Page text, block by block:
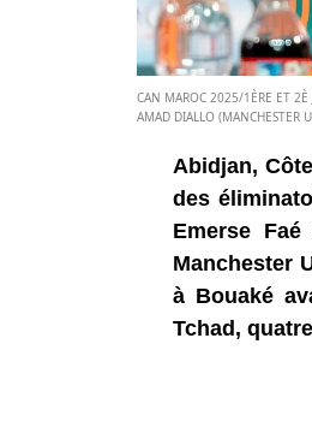
CAN MAROC 2025/1ÈRE ET 2È
AMAD DIALLO (MANCHESTER
Abidjan,
des
Emerse
Manchester
à Bouaké
Tchad,